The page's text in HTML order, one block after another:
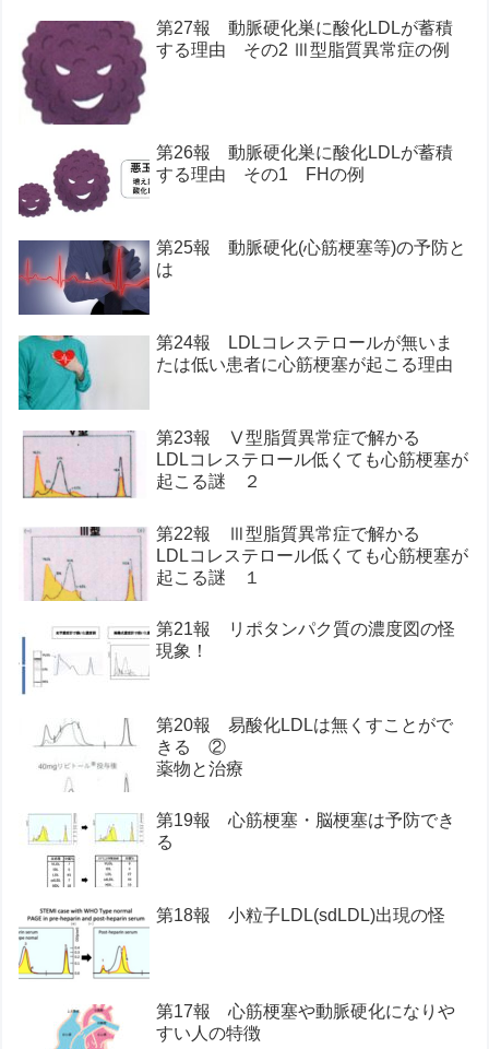
第27報 動脈硬化巣に酸化LDLが蓄積
する理由 その2 Ⅲ型脂質異常症の例
第26報 動脈硬化巣に酸化LDLが蓄積
する理由 その1 FHの例
第25報 動脈硬化(心筋梗塞等)の予防と
は
第24報 LDLコレステロールが無いま
たは低い患者に心筋梗塞が起こる理由
第23報 Ⅴ型脂質異常症で解かる
LDLコレステロール低くても心筋梗塞が
起こる謎 ２
第22報 Ⅲ型脂質異常症で解かる
LDLコレステロール低くても心筋梗塞が
起こる謎 １
第21報 リポタンパク質の濃度図の怪
現象！
第20報 易酸化LDLは無くすことがで
きる ②
薬物と治療
第19報 心筋梗塞・脳梗塞は予防でき
る
第18報 小粒子LDL(sdLDL)出現の怪
第17報 心筋梗塞や動脈硬化になりや
すい人の特徴